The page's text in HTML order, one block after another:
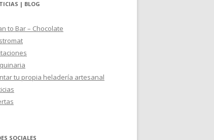
| BLOG
to Bar – Chocolate
tu propia heladería artesanal
SOCIALES